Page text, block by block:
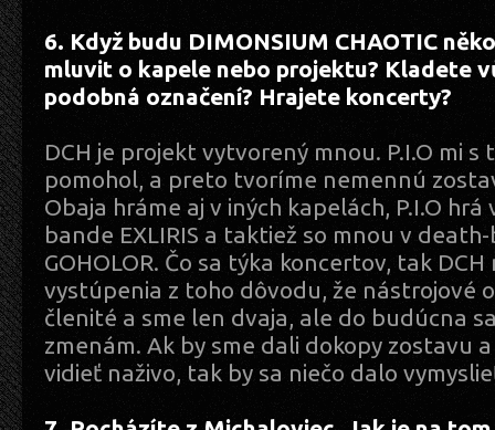
6. Když budu DIMONSIUM CHAOTIC
mluvit o kapele nebo projektu? Kladete
podobná označení? Hrajete koncerty?
DCH je projekt vytvorený mnou. P.I.O mi
pomohol, a preto tvoríme nemennú
Obaja hráme aj v iných kapelách, P.I.O
bande EXLIRIS a taktiež so mnou v
GOHOLOR. Čo sa týka koncertov, tak
vystúpenia z toho dôvodu, že nástrojové
členité a sme len dvaja, ale do budúcna
zmenám. Ak by sme dali dokopy zostavu
vidieť naživo, tak by sa niečo dalo